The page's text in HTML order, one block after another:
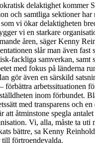
delaktighet kommer
och samtliga sektioner har
vi ökar delaktigheten
vi en starkare
åren, säger Kenny
slår man även fast
fackliga samverkan, samt
med fokus på länderna
gör även en särskild
förbättra arbetssituationen
inom förbundet.
med transparens och en
att åtminstone spegla
Vi, alla, måste ta uti
bättre, sa Kenny
förtroendevalda.